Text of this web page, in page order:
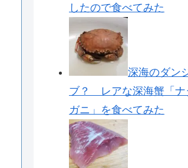
したので食べてみた
深海のダン
ブ？ レアな深海蟹「ナ
ガニ」を食べてみた